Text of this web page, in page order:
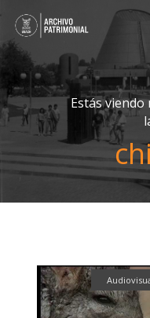
Estás viendo